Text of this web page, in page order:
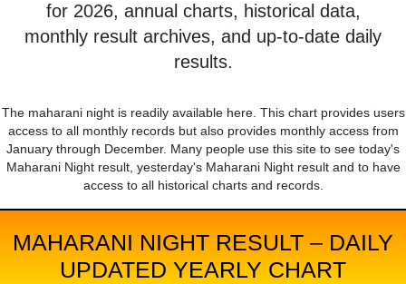
for 2026, annual charts, historical data,
monthly result archives, and up-to-date daily
results.
The maharani night is readily available here. This chart provides users
access to all monthly records but also provides monthly access from
January through December. Many people use this site to see today's
Maharani Night result, yesterday's Maharani Night result and to have
access to all historical charts and records.
MAHARANI NIGHT RESULT – DAILY
UPDATED YEARLY CHART